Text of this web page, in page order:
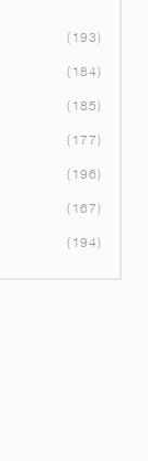
193
184
185
177
196
167
194